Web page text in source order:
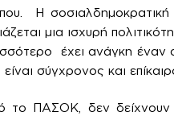
Η σοσιαλδημοκρατική
μια ισχυρή
έχει ανάγκη έναν
σύγχρονος και
το ΠΑΣΟΚ, δεν